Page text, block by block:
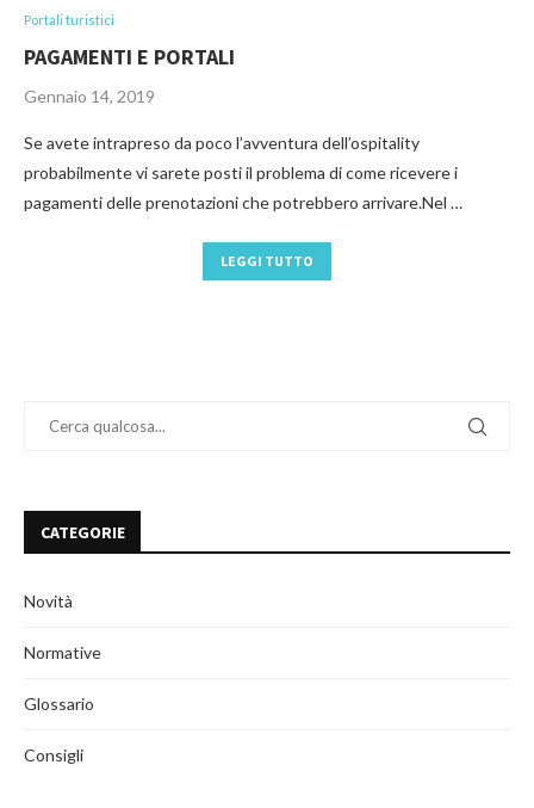
Portali turistici
PAGAMENTI E PORTALI
Gennaio 14, 2019
Se avete intrapreso da poco l’avventura dell’ospitality
probabilmente vi sarete posti il problema di come ricevere i
pagamenti delle prenotazioni che potrebbero arrivare.Nel …
LEGGI TUTTO
CATEGORIE
Novità
Normative
Glossario
Consigli